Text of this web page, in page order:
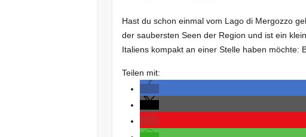
Hast du schon einmal vom Lago di Mergozzo
der saubersten Seen der Region und ist ein
Italiens kompakt an einer Stelle haben möchte:
Teilen mit: